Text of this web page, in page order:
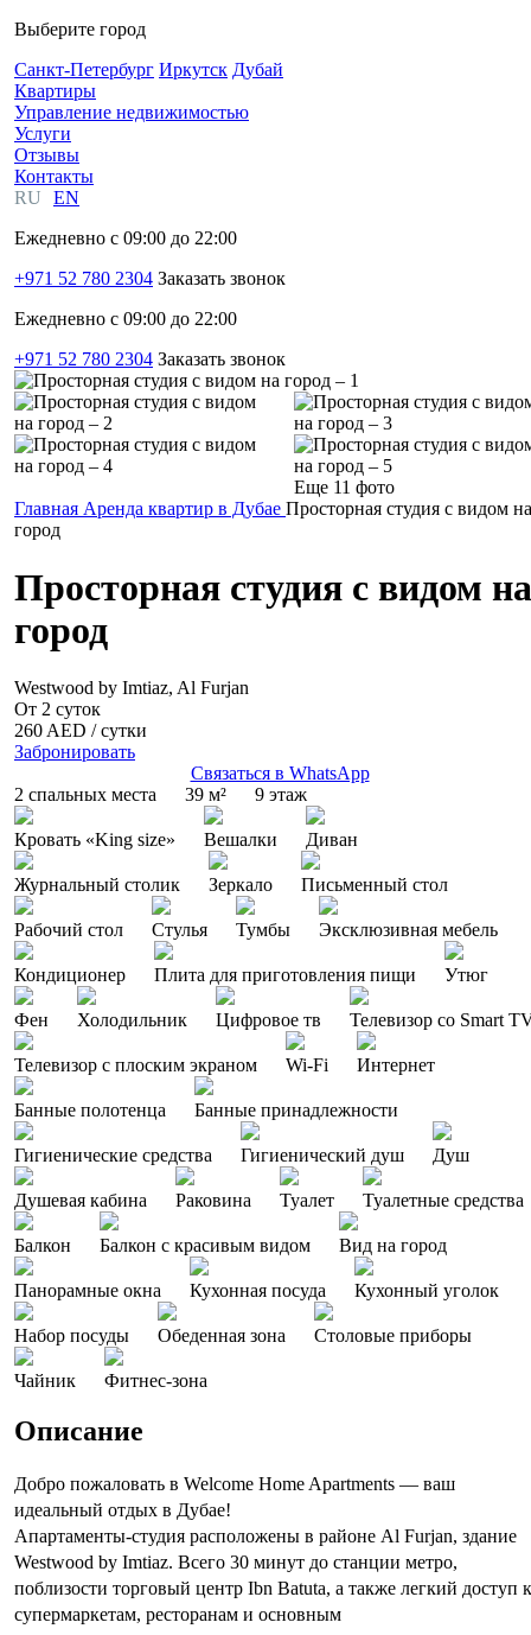
Выберите город
Санкт-Петербург Иркутск Дубай
Квартиры
Управление недвижимостью
Услуги
Отзывы
Контакты
RU
EN
Ежедневно с 09:00 до 22:00
+971 52 780 2304 Заказать звонок
Ежедневно с 09:00 до 22:00
+971 52 780 2304 Заказать звонок
Еще 11 фото
Главная Аренда квартир в Дубае Просторная студия с видом на
город
Просторная студия с видом на
город
Westwood by Imtiaz, Al Furjan
От 2 суток
260 AED / сутки
Забронировать
Связаться в WhatsApp
2 спальных места
39 м² 9 этаж
Кровать «King size» Вешалки Диван
Журнальный столик Зеркало Письменный стол
Рабочий стол Стулья Тумбы Эксклюзивная мебель
Кондиционер Плита для приготовления пищи Утюг
Фен Холодильник Цифровое тв Телевизор со Smart
Телевизор с плоским экраном Wi-Fi Интернет
Банные полотенца Банные принадлежности
Гигиенические средства Гигиенический душ Душ
Душевая кабина Раковина Туалет Туалетные средства
Балкон Балкон с красивым видом Вид на город
Панорамные окна Кухонная посуда Кухонный уголок
Набор посуды Обеденная зона Столовые приборы
Чайник Фитнес-зона
Описание
Добро пожаловать в Welcome Home Apartments — ваш
идеальный отдых в Дубае!
Апартаменты-студия расположены в районе Al Furjan, здание
Westwood by Imtiaz. Всего 30 минут до станции метро,
поблизости торговый центр Ibn Batuta, а также легкий доступ к
супермаркетам, ресторанам и основным